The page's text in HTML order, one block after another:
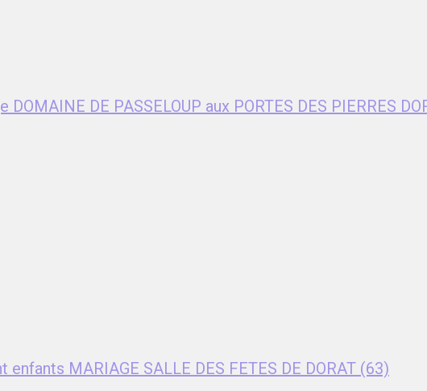
DE PASSELOUP aux PORTES DES PIERRES
MARIAGE SALLE DES FETES DE DORAT (63)